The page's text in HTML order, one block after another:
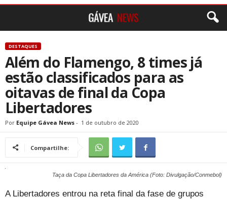
DESTAQUES
Além do Flamengo, 8 times já
estão classificados para as
oitavas de final da Copa
Libertadores
Por Equipe Gávea News - 1 de outubro de 2020
Compartilhe:
Taça da Copa Libertadores da América (Foto: Divulgação/Conmebol)
A Libertadores entrou na reta final da fase de grupos